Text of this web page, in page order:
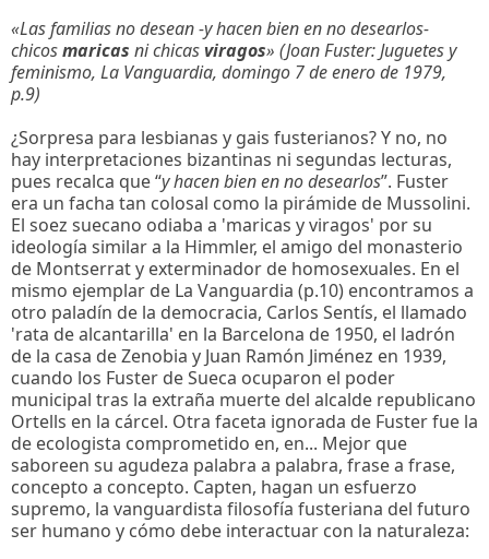
«Las familias no desean -y hacen bien en no desearlos-
chicosmaricas ni chicasviragos» (Joan Fuster: Juguetes y
feminismo, La Vanguardia, domingo 7 de enero de 1979,
p.9)
¿Sorpresa para lesbianas y gais fusterianos? Y no, no
hay interpretaciones bizantinas ni segundas lecturas,
pues recalca que “y hacen bien en no desearlos”. Fuster
era un facha tan colosal como la pirámide de Mussolini.
El soez suecano odiaba a 'maricas y viragos' por su
ideología similar a la Himmler, el amigo del monasterio
de Montserrat y exterminador de homosexuales. En el
mismo ejemplar de La Vanguardia (p.10) encontramos a
otro paladín de la democracia, Carlos Sentís, el llamado
'rata de alcantarilla' en la Barcelona de 1950, el ladrón
de la casa de Zenobia y Juan Ramón Jiménez en 1939,
cuando los Fuster de Sueca ocuparon el poder
municipal tras la extraña muerte del alcalde republicano
Ortells en la cárcel. Otra faceta ignorada de Fuster fue la
de ecologista comprometido en, en... Mejor que
saboreen su agudeza palabra a palabra, frase a frase,
concepto a concepto. Capten, hagan un esfuerzo
supremo, la vanguardista filosofía fusteriana del futuro
ser humano y cómo debe interactuar con la naturaleza: